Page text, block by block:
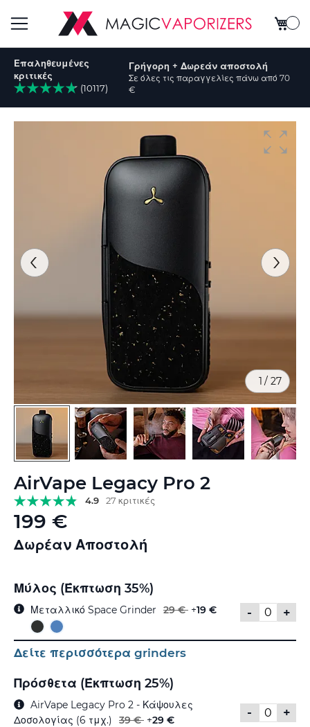
Εναλλαγή
Πλοήγησης
Το
Επαληθευμένες
κριτικές
(10117)
Γρήγορη + Δωρεάν αποστολή
Σε όλες τις παραγγελίες πάνω από 70
€
AirVape Legacy Pro 2
4.9 27 κριτικές
199 €
Δωρέαν Αποστολή
Μύλος (Έκπτωση 35%)
-
+
Μεταλλικό Space Grinder 29 € +19 €
Δείτε περισσότερα grinders
Πρόσθετα (Έκπτωση 25%)
-
+
AirVape Legacy Pro 2 - Κάψουλες
Δοσολογίας (6 τμχ.)
39 € +29 €
1 / 27
στην
αρχή
της
συλλογής
εικόνων